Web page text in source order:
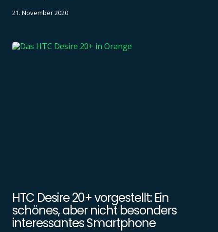
21. November 2020
HTC Desire 20+ vorgestellt: Ein
schönes, aber nicht besonders
interessantes Smartphone